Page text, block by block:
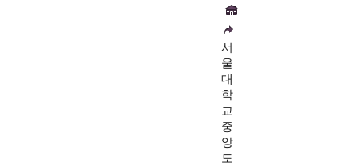
서
울
대
학
교
중
앙
도